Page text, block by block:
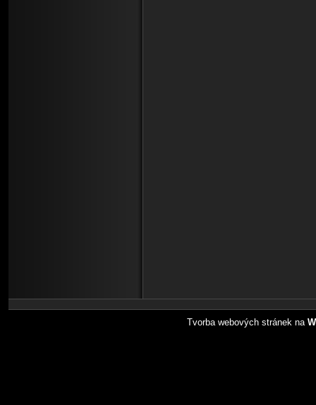
Tvorba webových stránek na